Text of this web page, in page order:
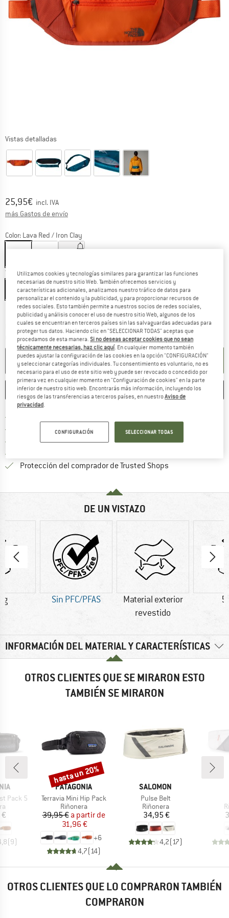
Vistas detalladas
Precio:
25,95€ incl. IVA
más Gastos de envíoInformación sobre los gastos de envío. Se abre en
Color: Lava Red / Iron Clay
Talla:One Size
One Size
Guía de tallas
Plazo de entrega: 5-7 días laborablesEl enlace se abre en una ventana
Cantidad:
AÑADIR A LA CESTA
GUARDAR COMPARAR
Derecho de devolución de 100 díasvaya a la política de
> 4 000 000 clientes satisfechos
Protección del comprador de Trusted Shops
DE UN VISTAZO
g Sin PFC/PFAS
Material exterior
revestido
INFORMACIÓN DEL MATERIAL Y CARACTERÍSTICAS
OTROS CLIENTES QUE SE MIRARON ESTO
TAMBIÉN SE MIRARON
Pack 5
(9)
MARCA
PATAGONIA
Artículo
Terravia Mini Hip Pack
Product group
Riñonera
Precio
39,95 € Precio reducido
a partir de
31,96 €
+6
4,7( 14)
Descuento
hasta un 20%
MARCA
SALOMON
Artículo
Pulse Belt
Product group
Riñonera
Precio
34,95 €
4,2( 17)
OTROS CLIENTES QUE LO COMPRARON TAMBIÉN
COMPRARON
Utilizamos cookies y tecnologías similares para garantizar las funciones
necesarias de nuestro sitio Web. También ofrecemos servicios y
características adicionales, analizamos nuestro tráfico de datos para
personalizar el contenido y la publicidad, y para proporcionar recursos de
redes sociales. Esto también permite a nuestros socios de redes sociales,
publicidad y análisis conocer el uso de nuestro sitio Web, algunos de los
cuales se encuentran en terceros países sin las salvaguardas adecuadas para
proteger tus datos. Haciendo clic en "SELECCIONAR TODAS" aceptas que
procedamos de esta manera.Si no deseas aceptar cookies que no sean
técnicamente necesarias, haz clic aquí. En cualquier momento también
puedes ajustar la configuración de las cookies en la opción "CONFIGURACIÓN"
y seleccionar categorías individuales. Tu consentimiento es voluntario, no es
necesario para el uso de este sitio web y puede ser revocado o concedido por
primera vez en cualquier momento en "Configuración de cookies" en la parte
inferior de nuestro sitio web. Encontrarás más información, incluyendo los
riesgos de las transferencias a terceros países, en nuestroAviso de
privacidad.
CONFIGURACIÓN SELECCIONAR TODAS